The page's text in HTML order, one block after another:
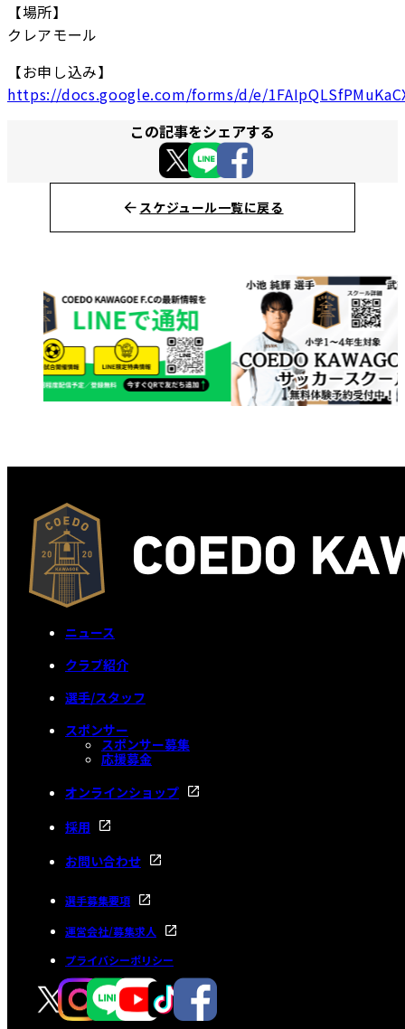
【場所】
クレアモール
【お申し込み】
https://docs.google.com/forms/d/e/
この記事をシェアする
スケジュール一覧に戻る
ニュース
クラブ紹介
選手/スタッフ
スポンサー
スポンサー募集
応援募金
オンラインショップ
採用
お問い合わせ
選手募集要項
運営会社/募集求人
プライバシーポリシー